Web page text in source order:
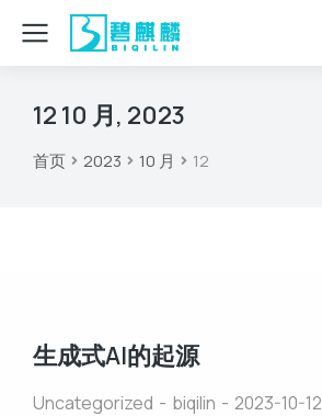
12 10 月, 2023
您在这里：
首页 2023 10 月 12
生成式AI的起源
Uncategorized biqilin 2023-10-12